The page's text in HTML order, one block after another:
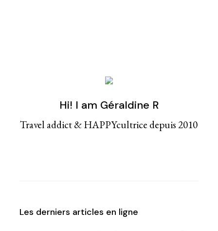
Hi! I am Géraldine R
Travel addict & HAPPYcultrice depuis 2010
Les derniers articles en ligne